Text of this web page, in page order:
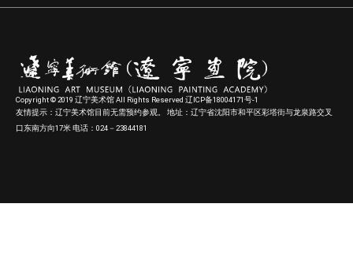
Copyright © 2019 辽宁美术馆 All Rights Reserved 辽ICP备18004171号-1
友情提示：辽宁美术馆目前无需预约参观。 地址：辽宁省沈阳市和平区彩塔街与龙泉路交叉
口东南方向17米 电话：024－23844181